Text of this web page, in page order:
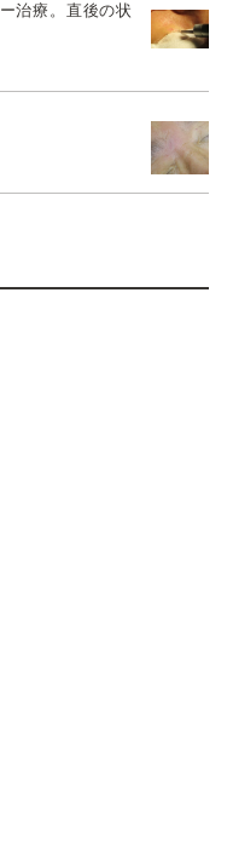
治療。直後の状